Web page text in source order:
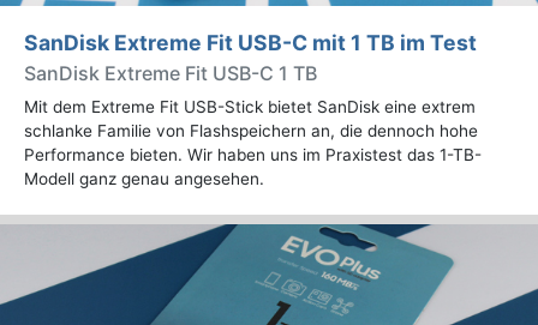
SanDisk Extreme Fit USB-C mit 1 TB im Test
SanDisk Extreme Fit USB-C 1 TB
Mit dem Extreme Fit USB-Stick bietet SanDisk eine extrem
schlanke Familie von Flashspeichern an, die dennoch hohe
Performance bieten. Wir haben uns im Praxistest das 1-TB-
Modell ganz genau angesehen.